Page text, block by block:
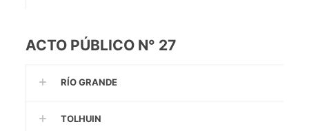
ACTO PÚBLICO N° 27
RÍO GRANDE
TOLHUIN